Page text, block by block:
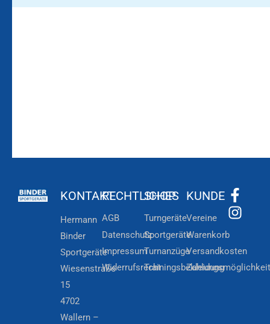
KONTAKT
Hermann
Binder
Sportgeräte
Wiesenstraße
15
4702
Wallern –
RECHTLICHES
AGB
Datenschutz
Impressum
Widerrufsrecht
SHOP
Turngeräte
Sportgeräte
Turnanzüge
Trainingsbekleidung
KUNDE
Vereine
Warenkorb
Versandkosten